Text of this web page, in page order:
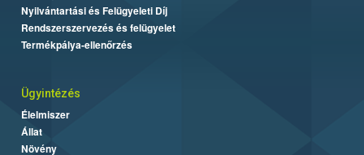
Nyilvántartási és Felügyeleti Díj
Rendszerszervezés és felügyelet
Termékpálya-ellenőrzés
Ügyintézés
Élelmiszer
Állat
Növény